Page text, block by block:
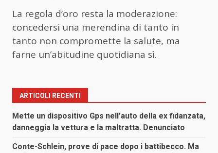
La regola d’oro resta la moderazione:
concedersi una merendina di tanto in
tanto non compromette la salute, ma
farne un’abitudine quotidiana sì.
ARTICOLI RECENTI
Mette un dispositivo Gps nell’auto della ex fidanzata,
danneggia la vettura e la maltratta. Denunciato
Conte-Schlein, prove di pace dopo i battibecco. Ma